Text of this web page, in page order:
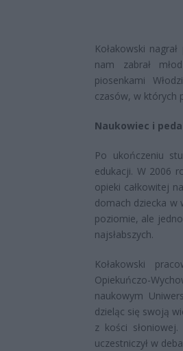
Kołakowski
nam zabrał
piosenkami
czasów, w których
Naukowiec i
Po ukończeniu
edukacji. W 2006
opieki całkowitej
domach dziecka w
poziomie, ale
najsłabszych.
Kołakowski
Opiekuńczo-
naukowym
dzieląc się swoją
z kości słoniowej.
uczestniczył w